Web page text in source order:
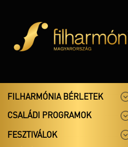
FILHARMÓNIA BÉRLETEK
CSALÁDI PROGRAMOK
FESZTIVÁLOK